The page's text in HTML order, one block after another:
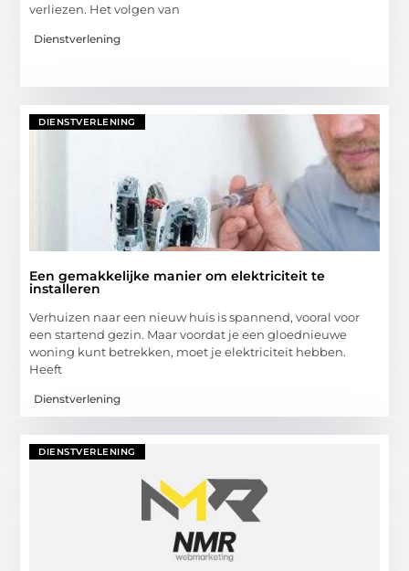
verliezen. Het volgen van
Dienstverlening
DIENSTVERLENING
Een gemakkelijke manier om elektriciteit te
installeren
Verhuizen naar een nieuw huis is spannend, vooral voor
een startend gezin. Maar voordat je een gloednieuwe
woning kunt betrekken, moet je elektriciteit hebben.
Heeft
Dienstverlening
DIENSTVERLENING